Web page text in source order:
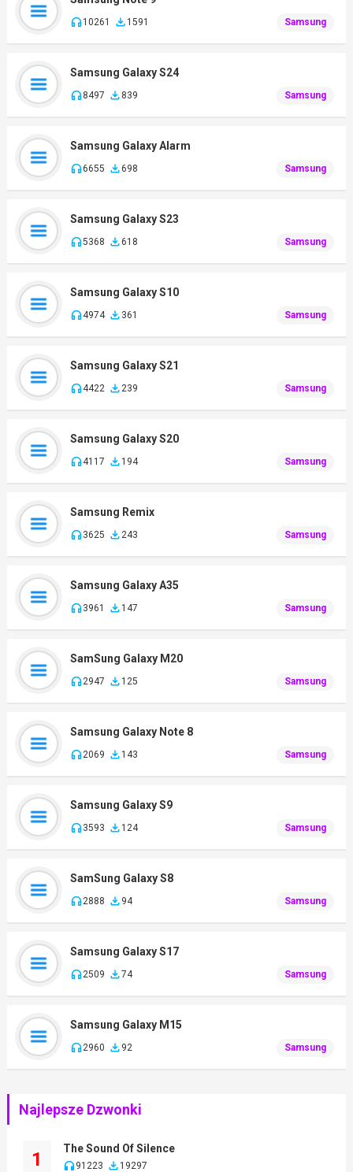
10261 1591 Samsung
Samsung Galaxy S24
8497 839 Samsung
Samsung Galaxy Alarm
6655 698 Samsung
Samsung Galaxy S23
5368 618 Samsung
Samsung Galaxy S10
4974 361 Samsung
Samsung Galaxy S21
4422 239 Samsung
Samsung Galaxy S20
4117 194 Samsung
Samsung Remix
3625 243 Samsung
Samsung Galaxy A35
3961 147 Samsung
SamSung Galaxy M20
2947 125 Samsung
Samsung Galaxy Note 8
2069 143 Samsung
Samsung Galaxy S9
3593 124 Samsung
SamSung Galaxy S8
2888 94 Samsung
Samsung Galaxy S17
2509 74 Samsung
Samsung Galaxy M15
2960 92 Samsung
Najlepsze Dzwonki
1
The Sound Of Silence
91223 19297